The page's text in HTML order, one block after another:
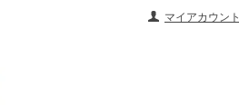
マイアカウント